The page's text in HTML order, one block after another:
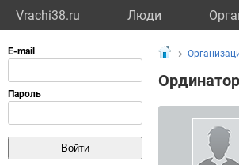
Vrachi38.ru Люди